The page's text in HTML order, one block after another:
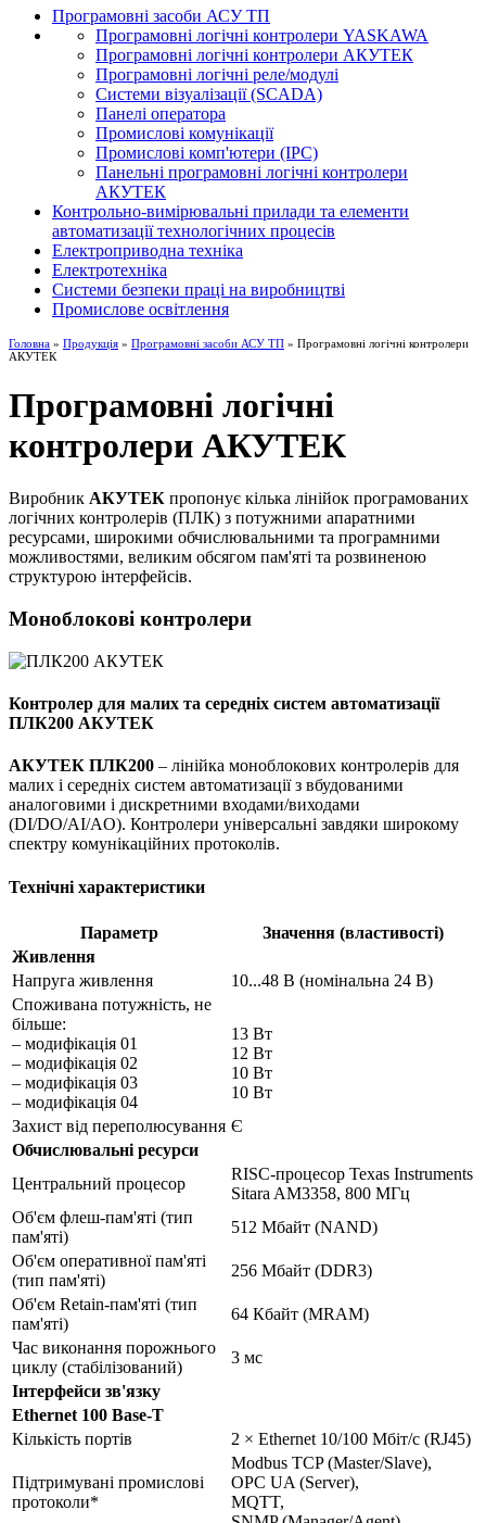
Програмовні засоби АСУ ТП
Програмовні логічні контролери YASKAWA
Програмовні логічні контролери АКУТЕК
Програмовні логічні реле/модулі
Системи візуалізації (SCADA)
Панелі оператора
Промислові комунікації
Промислові комп'ютери (IPC)
Панельні програмовні логічні контролери
АКУТЕК
Контрольно-вимірювальні прилади та елементи
автоматизації технологічних процесів
Електроприводна техніка
Електротехніка
Системи безпеки праці на виробництві
Промислове освітлення
Головна » Продукція » Програмовні засоби АСУ ТП » Програмовні логічні контролери
АКУТЕК
Програмовні логічні
контролери АКУТЕК
Виробник АКУТЕК пропонує кілька лінійок програмованих
логічних контролерів (ПЛК) з потужними апаратними
ресурсами, широкими обчислювальними та програмними
можливостями, великим обсягом пам'яті та розвиненою
структурою інтерфейсів.
Моноблокові контролери
Контролер для малих та середніх систем автоматизації
ПЛК200 АКУТЕК
АКУТЕК ПЛК200 – лінійка моноблокових контролерів для
малих і середніх систем автоматизації з вбудованими
аналоговими і дискретними входами/виходами
(DI/DO/AI/AO). Контролери універсальні завдяки широкому
спектру комунікаційних протоколів.
Технічні характеристики
Параметр
Значення (властивості)
Живлення
Напруга живлення
10...48 В (номінальна 24 В)
Споживана потужність, не
більше:
– модифікація 01
– модифікація 02
– модифікація 03
– модифікація 04
13 Вт
12 Вт
10 Вт
10 Вт
Захист від переполюсування Є
Обчислювальні ресурси
Центральний процесор
RISC-процесор Texas Instruments
Sitara AM3358, 800 МГц
Об'єм флеш-пам'яті (тип
пам'яті)
512 Мбайт (NAND)
Об'єм оперативної пам'яті
(тип пам'яті)
256 Мбайт (DDR3)
Об'єм Retain-пам'яті (тип
пам'яті)
64 Кбайт (MRAM)
Час виконання порожнього
циклу (стабілізований)
3 мс
Інтерфейси зв'язку
Ethernet 100 Base-T
Кількість портів
2 × Ethernet 10/100 Мбіт/c (RJ45)
Підтримувані промислові
протоколи*
Modbus TCP (Master/Slave),
OPC UA (Server),
MQTT,